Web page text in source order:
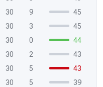
30 9
45
30 3
45
30 0
44
30 2
43
30 5
43
30 5
39